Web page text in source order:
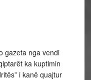
gazeta nga vendi
ka kuptimin
i kanë quajtur